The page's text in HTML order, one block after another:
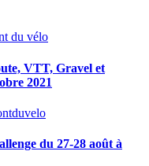
VTT, Gravel et
2021
du 27-28 août à